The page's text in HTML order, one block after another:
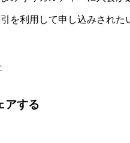
を利用して申し込みされた
アする